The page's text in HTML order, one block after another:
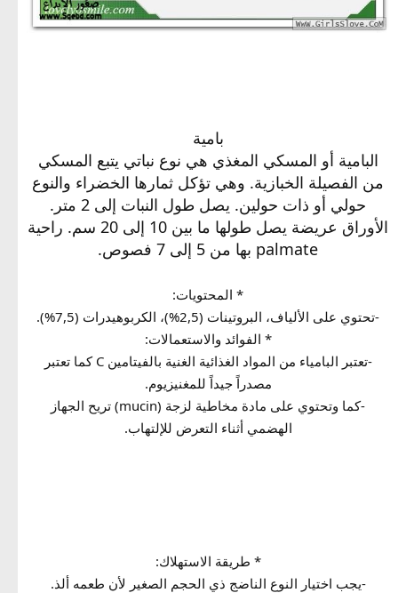
بامية
البامية أو المسكي المغذي هي نوع نباتي يتبع المسكي
من الفصيلة الخبازية. وهي تؤكل ثمارها الخضراء والنوع
حولي أو ذات حولين. يصل طول النبات إلى 2 متر.
الأوراق عريضة يصل طولها ما بين 10 إلى 20 سم. راحية
palmate بها من 5 إلى 7 فصوص.
* المحتويات:
-تحتوي على الألياف، البروتينات (2,5%)، الكربوهيدرات (7,5%).
* الفوائد والاستعمالات:
-تعتبر البامياء من المواد الغذائية الغنية بالفيتامين C كما تعتبر
مصدراً جيداً للمغنيزيوم.
-كما وتحتوي على مادة مخاطية لزجة (mucin) تريح الجهاز
الهضمي أثناء التعرض للإلتهاب.
* طريقة الاستهلاك:
-يجب اختيار النوع الناضج ذي الحجم الصغير لأن طعمه ألذ.